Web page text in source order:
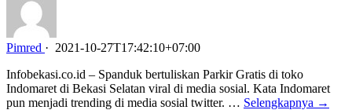
Pimred · 2021-10-27T17:42:10+07:00
Infobekasi.co.id – Spanduk bertuliskan Parkir Gratis di toko
Indomaret di Bekasi Selatan viral di media sosial. Kata Indomaret
pun menjadi trending di media sosial twitter. … Selengkapnya →